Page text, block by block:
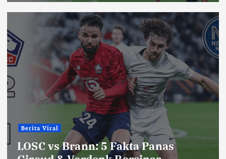
Berita Viral
LOSC vs Brann: 5 Fakta Panas